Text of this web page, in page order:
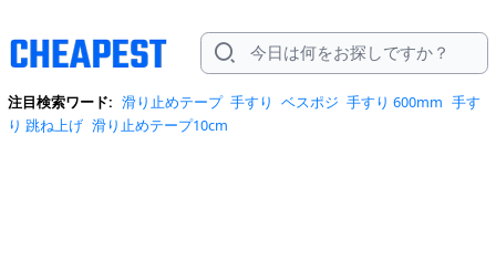
注目検索ワード: 滑り止めテープ 手すり ベスポジ 手すり 600mm 手す
り 跳ね上げ 滑り止めテープ10cm